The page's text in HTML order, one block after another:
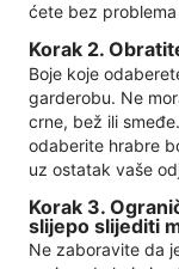
ćete bez
Korak 2.
Boje koje
garderobu. Ne
crne, bež ili
odaberite hrabre
uz ostatak vaše
Korak 3.
slijepo slijediti
Ne zaboravite da